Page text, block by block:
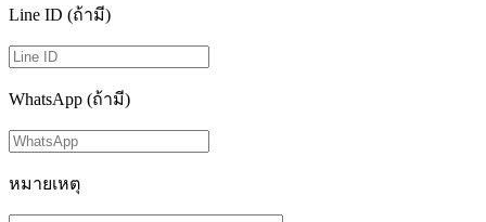
Line ID (ถ้ามี)
WhatsApp (ถ้ามี)
หมายเหตุ